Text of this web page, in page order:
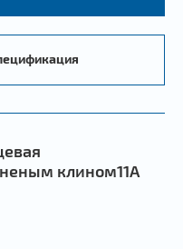
клином11А